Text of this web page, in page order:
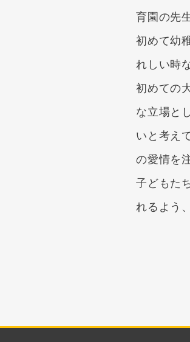
育園の先
初めて幼
れしい時
初めての
な立場と
いと考え
の愛情を
子どもた
れるよう